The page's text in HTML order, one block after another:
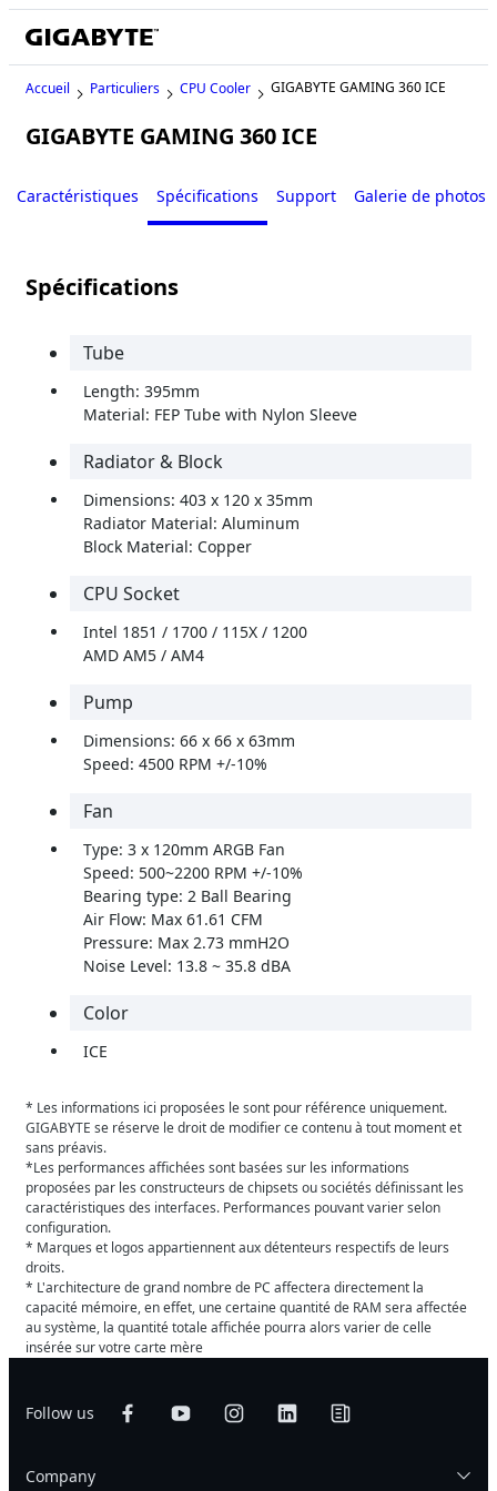
Accueil Particuliers CPU Cooler GIGABYTE GAMING 360 ICE
GIGABYTE GAMING 360 ICE
Caractéristiques Spécifications Support Galerie de photos
Spécifications
Tube
Length: 395mm
Material: FEP Tube with Nylon Sleeve
Radiator & Block
Dimensions: 403 x 120 x 35mm
Radiator Material: Aluminum
Block Material: Copper
CPU Socket
Intel 1851 / 1700 / 115X / 1200
AMD AM5 / AM4
Pump
Dimensions: 66 x 66 x 63mm
Speed: 4500 RPM +/-10%
Fan
Type: 3 x 120mm ARGB Fan
Speed: 500~2200 RPM +/-10%
Bearing type: 2 Ball Bearing
Air Flow: Max 61.61 CFM
Pressure: Max 2.73 mmH2O
Noise Level: 13.8 ~ 35.8 dBA
Color
ICE
* Les informations ici proposées le sont pour référence uniquement.
GIGABYTE se réserve le droit de modifier ce contenu à tout moment et
sans préavis.
*Les performances affichées sont basées sur les informations
proposées par les constructeurs de chipsets ou sociétés définissant les
caractéristiques des interfaces. Performances pouvant varier selon
configuration.
* Marques et logos appartiennent aux détenteurs respectifs de leurs
droits.
* L'architecture de grand nombre de PC affectera directement la
capacité mémoire, en effet, une certaine quantité de RAM sera affectée
au système, la quantité totale affichée pourra alors varier de celle
insérée sur votre carte mère
Follow us
Company